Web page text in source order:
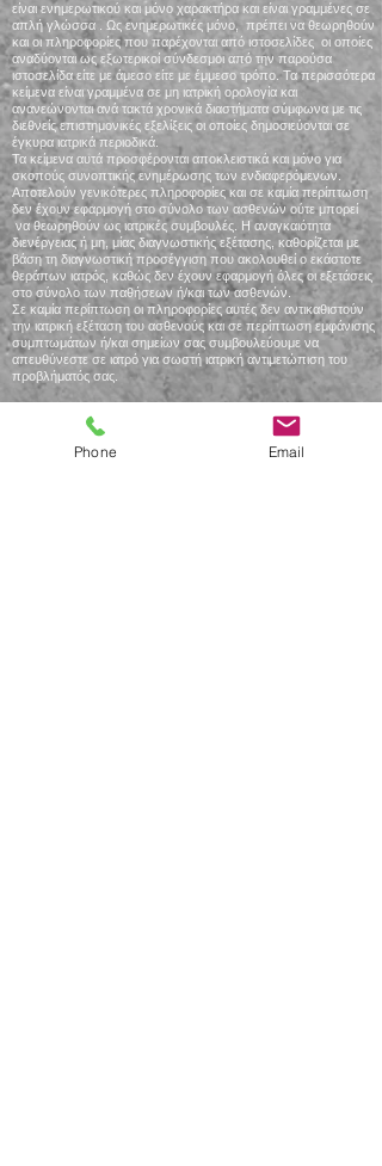
είναι ενημερωτικού και μόνο χαρακτήρα και είναι γραμμένες σε
απλή γλώσσα . Ως ενημερωτικές μόνο, πρέπει να θεωρηθούν
και οι πληροφορίες που παρέχονται από ιστοσελίδες οι οποίες
αναδύονται ως εξωτερικοί σύνδεσμοι από την παρούσα
ιστοσελίδα είτε με άμεσο είτε με έμμεσο τρόπο. Τα περισσότερα
κείμενα είναι γραμμένα σε μη ιατρική ορολογία και
ανανεώνονται ανά τακτά χρονικά διαστήματα σύμφωνα με τις
διεθνείς επιστημονικές εξελίξεις οι οποίες δημοσιεύονται σε
έγκυρα ιατρικά περιοδικά.
Τα κείμενα αυτά προσφέρονται αποκλειστικά και μόνο για
σκοπούς συνοπτικής ενημέρωσης των ενδιαφερόμενων.
Αποτελούν γενικότερες πληροφορίες και σε καμία περίπτωση
δεν έχουν εφαρμογή στο σύνολο των ασθενών ούτε μπορεί
να θεωρηθούν ως ιατρικές συμβουλές. Η αναγκαιότητα
διενέργειας ή μη, μίας διαγνωστικής εξέτασης, καθορίζεται με
βάση τη διαγνωστική προσέγγιση που ακολουθεί ο εκάστοτε
θεράπων ιατρός, καθώς δεν έχουν εφαρμογή όλες οι εξετάσεις
στο σύνολο των παθήσεων ή/και των ασθενών.
Σε καμία περίπτωση οι πληροφορίες αυτές δεν αντικαθιστούν
την ιατρική εξέταση του ασθενούς και σε περίπτωση εμφάνισης
συμπτωμάτων ή/και σημείων σας συμβουλεύουμε να
απευθύνεστε σε ιατρό για σωστή ιατρική αντιμετώπιση του
προβλήματός σας.
wix.com
Οι φωτογραφίες που εμφανίζονται στην
πλην μερικών που ανήκουν στην προσωπική συλλογή της
Phone Email